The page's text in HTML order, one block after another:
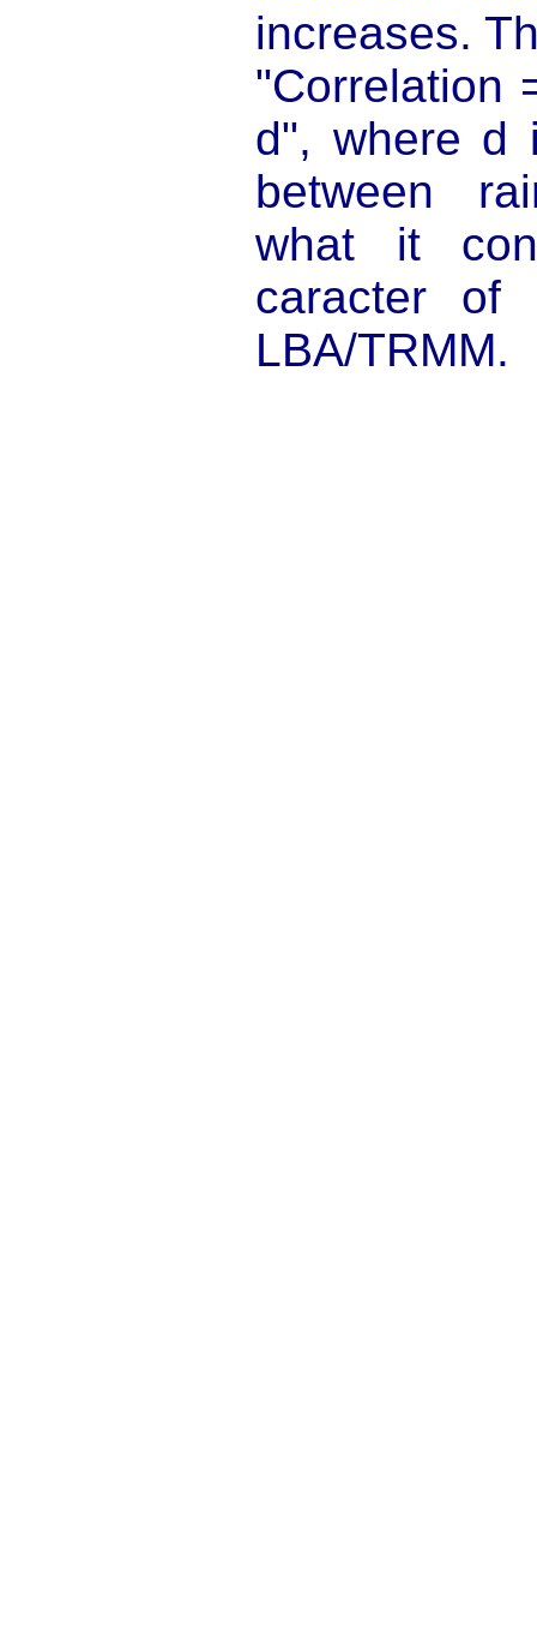
increases.
"Correlation
d", where d
between
what it
caracter of
LBA/TRMM.